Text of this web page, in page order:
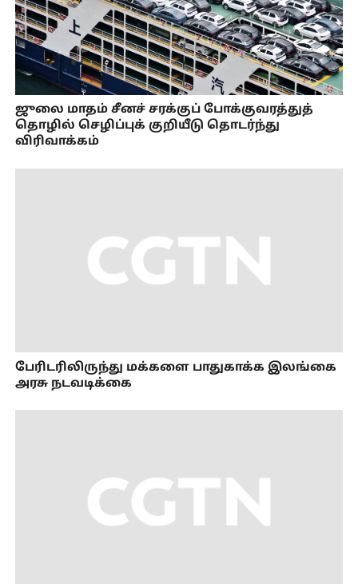
ஜுலை மாதம் சீனச் சரக்குப் போக்குவரத்துத்
தொழில் செழிப்புக் குறியீடு தொடர்ந்து
விரிவாக்கம்
பேரிடரிலிருந்து மக்களை பாதுகாக்க இலங்கை
அரசு நடவடிக்கை